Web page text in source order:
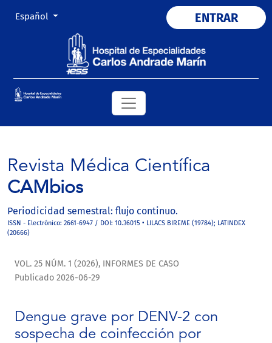
Cambiar el idioma. El actual es:
Español ENTRAR
Revista Médica Científica
CAMbios
Periodicidad semestral: flujo continuo.
ISSN - Electrónico: 2661-6947 / DOI: 10.36015 • LILACS BIREME (19784); LATINDEX
(20666)
VOL. 25 NÚM. 1 (2026), INFORMES DE CASO
Dengue grave por DENV-2 con
sospecha de coinfección por
Publicado 2026-06-29